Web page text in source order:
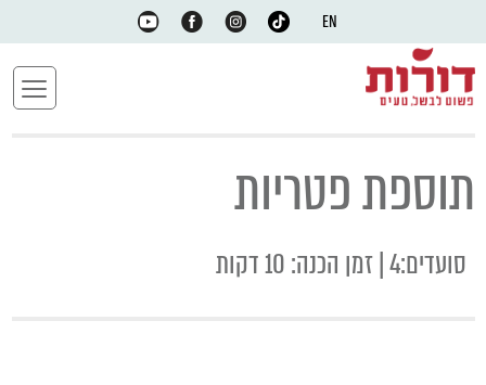
EN
תוספת פטריות
סועדים:4 | זמן הכנה: 10 דקות